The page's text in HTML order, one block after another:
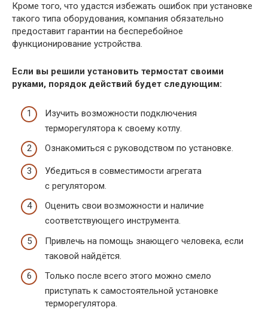
Кроме того, что удастся избежать ошибок при установке
такого типа оборудования, компания обязательно
предоставит гарантии на бесперебойное
функционирование устройства.
Если вы решили установить термостат своими
руками, порядок действий будет следующим:
Изучить возможности подключения
терморегулятора к своему котлу.
Ознакомиться с руководством по установке.
Убедиться в совместимости агрегата
с регулятором.
Оценить свои возможности и наличие
соответствующего инструмента.
Привлечь на помощь знающего человека, если
таковой найдётся.
Только после всего этого можно смело
приступать к самостоятельной установке
терморегулятора.